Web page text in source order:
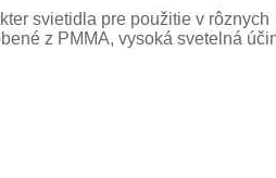
svietidla pre použitie v rôznych
z PMMA, vysoká svetelná